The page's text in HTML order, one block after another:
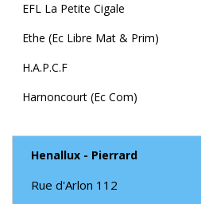
EFL La Petite Cigale
Ethe (Ec Libre Mat & Prim)
H.A.P.C.F
Harnoncourt (Ec Com)
Henallux - Pierrard
Rue d'Arlon 112